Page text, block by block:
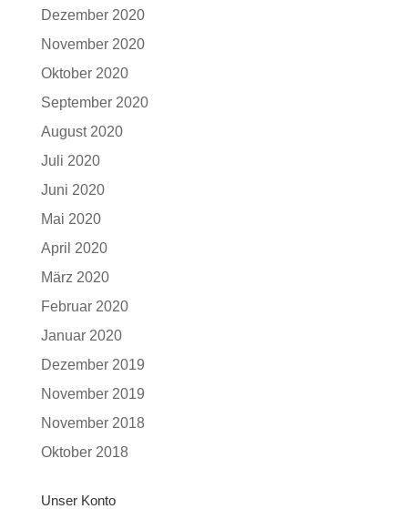
Dezember 2020
November 2020
Oktober 2020
September 2020
August 2020
Juli 2020
Juni 2020
Mai 2020
April 2020
März 2020
Februar 2020
Januar 2020
Dezember 2019
November 2019
November 2018
Oktober 2018
Unser Konto